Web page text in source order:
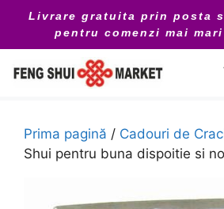
conținut
Livrare gratuita prin posta
pentru comenzi mai
Prima pagină / Cadouri de
Shui pentru buna dispoitie si